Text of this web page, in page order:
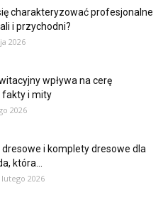
charakteryzować profesjonalne
i przychodni?
2026
wpływa na cerę
fakty i mity
2026
dresowe i komplety dresowe dla
która...
lutego 2026